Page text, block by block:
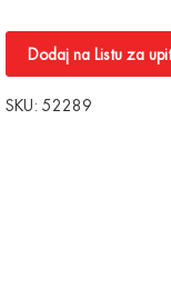
Dodaj na Listu za
SKU: 52289